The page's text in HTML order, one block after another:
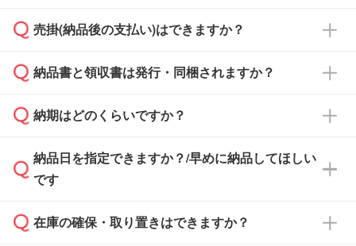
依頼いただいた場合は、翌営業日以降のご連絡
銀行振込のみのご対応となります。
売掛(納品後の支払い)はできますか？
基本的には先入金をお願いしておりますが、自
どの場合は、月末締め翌月末払いに対応可能で
また、卒業・卒園記念品で対策委員会や個人様
校や幼稚園・保育園であれば、同様の条件でご
納品書と領収書は発行・同梱されますか？
納品書・領収書は ご依頼をいただいた場合の
ず、通常はPDFデータをメール添付でお送りし
ます。
たは注文フォームの『ご注文に関する備考欄』
納期はどのくらいですか？
・印刷する場合(500個程度)
ご入金、イメージ画像の校了から約2週間～2
納品日を指定できますか？/早めに納品してほしい
です
ご希望の納期がある場合は、お問い合わせ・お
在庫の確保・取り置きはできますか？